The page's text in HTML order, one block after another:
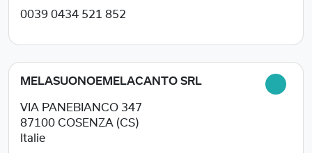
0039 0434 521 852
MELASUONOEMELACANTO SRL
VIA PANEBIANCO 347
87100 COSENZA (CS)
Italie